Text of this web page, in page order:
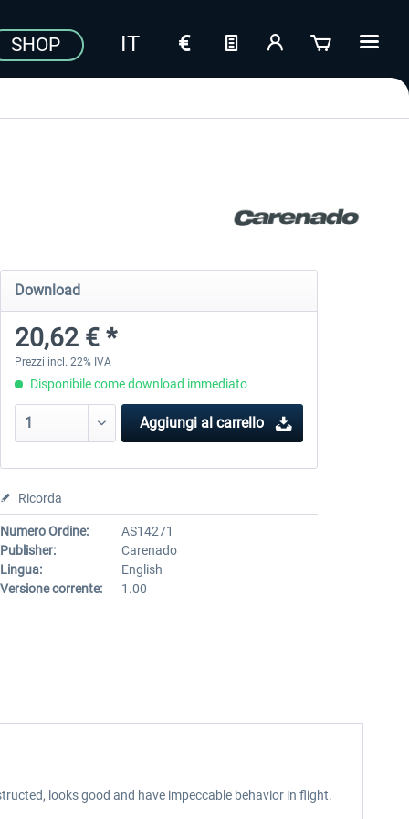
SHOP
Download
20,62 € *
Prezzi incl. 22% IVA
Disponibile come download immediato
Aggiungi al carrello
Ricorda
Numero Ordine:
AS14271
Publisher:
Carenado
Lingua:
English
Versione corrente:
1.00
looks good and have impeccable behavior in flight.